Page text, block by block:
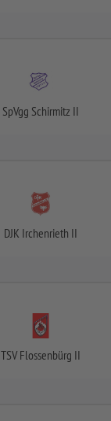
SpVgg Schirmitz II
DJK Irchenrieth II
TSV Flossenbürg II